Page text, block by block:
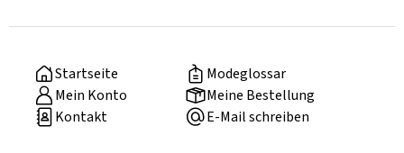
Startseite
Modeglossar
Mein Konto
Meine Bestellung
Kontakt
E-Mail schreiben